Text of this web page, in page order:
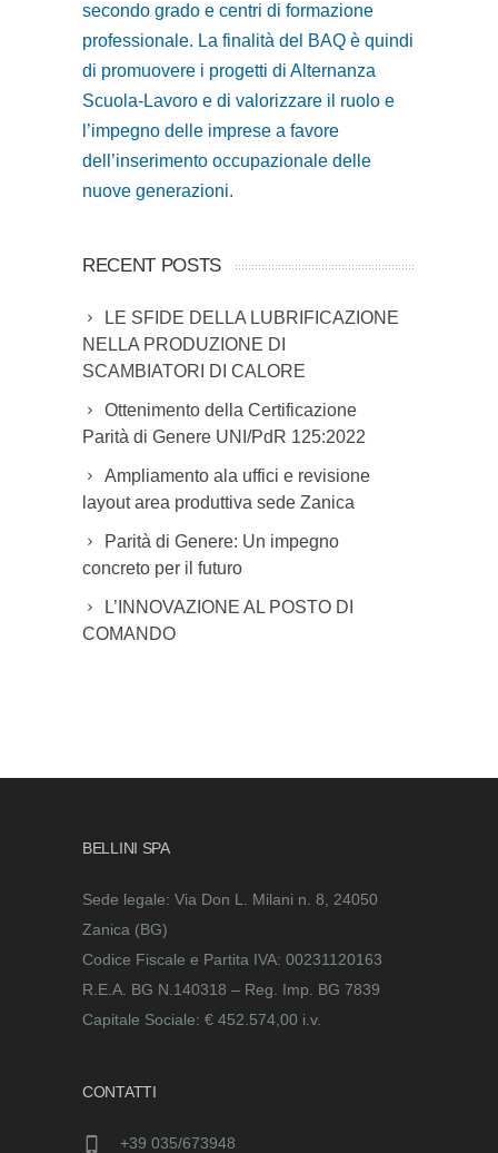
secondo grado e centri di formazione
professionale. La finalità del BAQ è quindi
di promuovere i progetti di Alternanza
Scuola-Lavoro e di valorizzare il ruolo e
l’impegno delle imprese a favore
dell’inserimento occupazionale delle
nuove generazioni.
RECENT POSTS
LE SFIDE DELLA LUBRIFICAZIONE
NELLA PRODUZIONE DI
SCAMBIATORI DI CALORE
Ottenimento della Certificazione
Parità di Genere UNI/PdR 125:2022
Ampliamento ala uffici e revisione
layout area produttiva sede Zanica
Parità di Genere: Un impegno
concreto per il futuro
L’INNOVAZIONE AL POSTO DI
COMANDO
BELLINI SPA
Sede legale: Via Don L. Milani n. 8, 24050
Zanica (BG)
Codice Fiscale e Partita IVA: 00231120163
R.E.A. BG N.140318 – Reg. Imp. BG 7839
Capitale Sociale: € 452.574,00 i.v.
CONTATTI
+39 035/673948